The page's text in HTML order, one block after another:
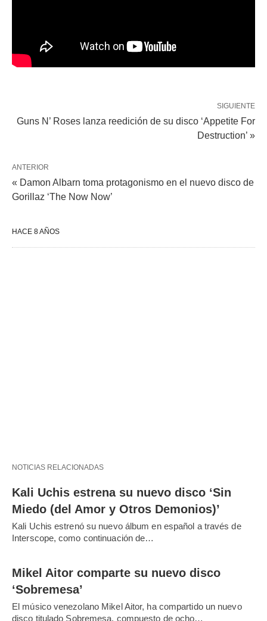
SIGUIENTE
Guns N’ Roses lanza reedición de su disco ‘Appetite For
Destruction’ »
ANTERIOR
« Damon Albarn toma protagonismo en el nuevo disco de
Gorillaz ‘The Now Now’
HACE 8 AÑOS
NOTICIAS RELACIONADAS
Kali Uchis estrena su nuevo disco ‘Sin
Miedo (del Amor y Otros Demonios)’
Kali Uchis estrenó su nuevo álbum en español a través de
Interscope, como continuación de…
Mikel Aitor comparte su nuevo disco
‘Sobremesa’
El músico venezolano Mikel Aitor, ha compartido un nuevo
disco titulado Sobremesa, compuesto de ocho…